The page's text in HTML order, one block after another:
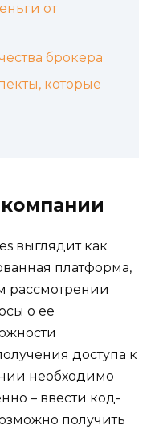
от
брокера
которые
выглядит как
платформа,
рассмотрении
о ее
доступа к
необходимо
– ввести код-
получить